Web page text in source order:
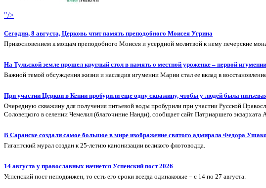
"/>
Сегодня, 8 августа, Церковь чтит память преподобного Моисея Угрина
Прикосновением к мощам преподобного Моисея и усердной молитвой к нему печерские
На Тульской земле прошел круглый стол в память о местной уроженке – первой
Важной темой обсуждения жизни и наследия игумении Марии стал ее вклад в
При участии Церкви в Кении пробурили еще одну скважину, чтобы у людей была
Очередную скважину для получения питьевой воды пробурили при участии Русской
Соловецкого в селении Чемелил (благочиние Нанди), сообщает сайт Патриаршего
В Саранске создали самое большое в мире изображение святого адмирала Федора
Гигантский мурал создан к 25-летию канонизации великого флотоводца.
14 августа у православных начнется Успенский пост 2026
Успенский пост неподвижен, то есть его сроки всегда одинаковые – с 14 по 27 августа.